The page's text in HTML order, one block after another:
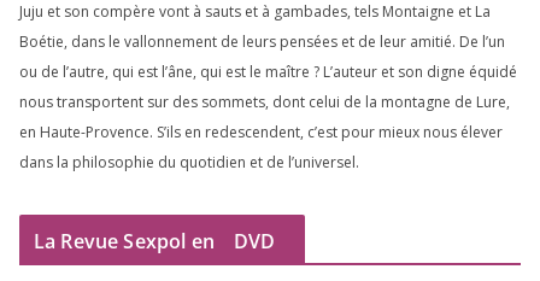
Juju et son com­père vont à sauts et à gam­bades, tels Montaigne et La
Boétie, dans le val­lon­ne­ment de leurs pen­sées et de leur ami­tié. De l’un
ou de l’autre, qui est l’âne, qui est le maître ? L’auteur et son digne équi­dé
nous trans­portent sur des som­mets, dont celui de la mon­tagne de Lure,
en Haute-Provence. S’ils en redes­cendent, c’est pour mieux nous éle­ver
dans la phi­lo­so­phie du quo­ti­dien et de l’universel.
La Revue Sexpol en DVD